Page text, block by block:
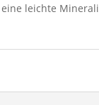
eine leichte